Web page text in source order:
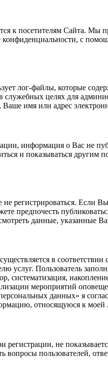
к посетителям Сайта.
с
лог-файлы, которые
служебных целях для
имя или адрес
информация о Вас не
и показываться другим
не регистрироваться.
предпочесть
данные, указанные
в
услуг. Пользователь
систематизация,
мероприятий
данных» я
относящуюся к
не
вопросы пользователей,